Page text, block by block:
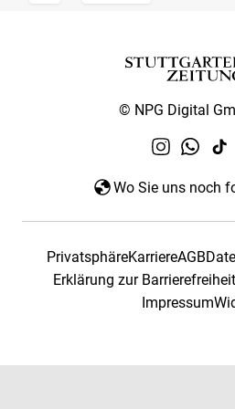
© NPG Digital
Wo Sie uns noch
PrivatsphäreKarriereAGB
Erklärung zur Barrierefreiheit
Impressum